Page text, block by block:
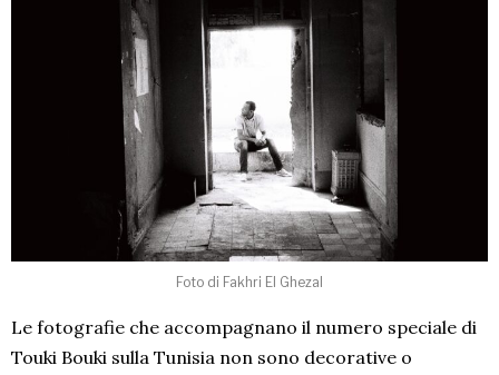
Foto di Fakhri El Ghezal
Le fotografie che accompagnano il numero speciale di
Touki Bouki sulla Tunisia non sono decorative o